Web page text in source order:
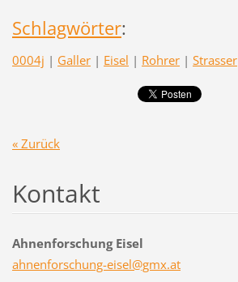
Schlagwörter:
0004j | Galler | Eisel | Rohrer | Strasser
« Zurück
Kontakt
Ahnenforschung Eisel
ahnenforschung-eisel@gmx.at